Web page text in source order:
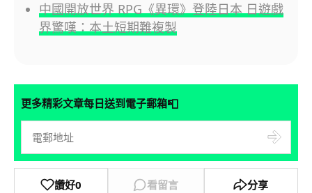
中國開放世界 RPG《異環》登陸日本 日遊戲
界驚嘆：本土短期難複製
更多精彩文章每日送到電子郵箱📮
讚好0 看留言 分享